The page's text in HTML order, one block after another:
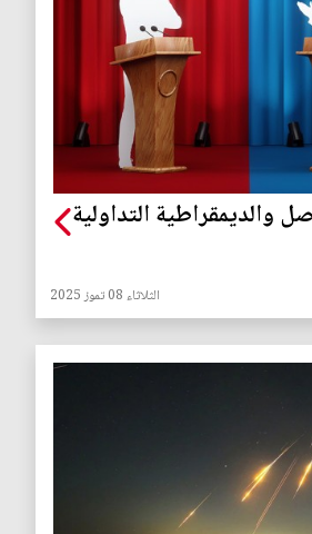
والديمقراطية التداولية
الثلاثاء 08 تموز 2025